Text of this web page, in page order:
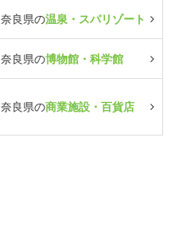
奈良県の温泉・スパリゾート
奈良県の博物館・科学館
奈良県の商業施設・百貨店